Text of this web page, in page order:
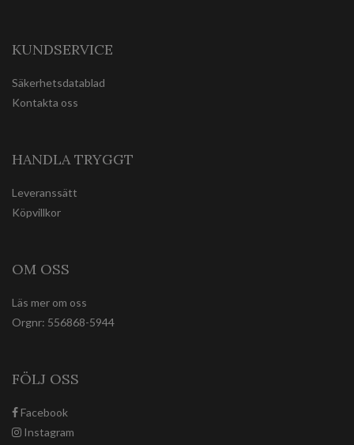
KUNDSERVICE
Säkerhetsdatablad
Kontakta oss
HANDLA TRYGGT
Leveranssätt
Köpvillkor
OM OSS
Läs mer om oss
Orgnr: 556868-5944
FÖLJ OSS
Facebook
Instagram